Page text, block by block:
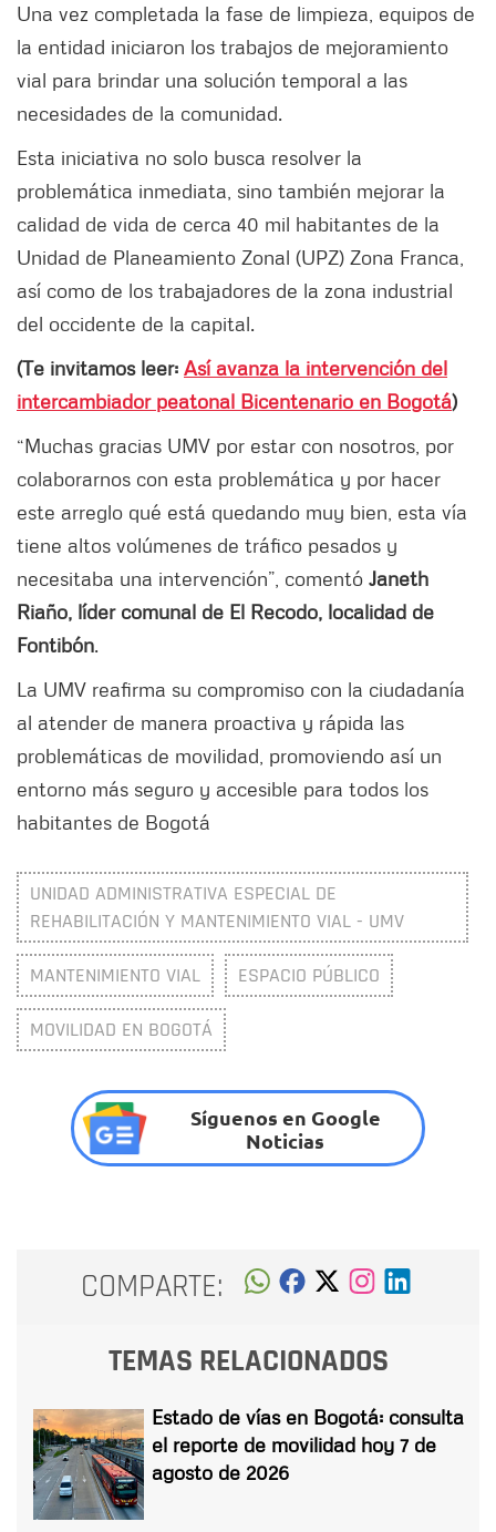
Una vez completada la fase de limpieza, equipos de
la entidad iniciaron los trabajos de mejoramiento
vial para brindar una solución temporal a las
necesidades de la comunidad.
Esta iniciativa no solo busca resolver la
problemática inmediata, sino también mejorar la
calidad de vida de cerca 40 mil habitantes de la
Unidad de Planeamiento Zonal (UPZ) Zona Franca,
así como de los trabajadores de la zona industrial
del occidente de la capital.
(Te invitamos leer: Así avanza la intervención del
intercambiador peatonal Bicentenario en Bogotá)
“Muchas gracias UMV por estar con nosotros, por
colaborarnos con esta problemática y por hacer
este arreglo qué está quedando muy bien, esta vía
tiene altos volúmenes de tráfico pesados y
necesitaba una intervención”, comentó Janeth
Riaño, líder comunal de El Recodo, localidad de
Fontibón.
La UMV reafirma su compromiso con la ciudadanía
al atender de manera proactiva y rápida las
problemáticas de movilidad, promoviendo así un
entorno más seguro y accesible para todos los
habitantes de Bogotá
UNIDAD ADMINISTRATIVA ESPECIAL DE
REHABILITACIÓN Y MANTENIMIENTO VIAL - UMV
MANTENIMIENTO VIAL ESPACIO PÚBLICO
MOVILIDAD EN BOGOTÁ
Síguenos en Google
Noticias
COMPARTE:
TEMAS RELACIONADOS
Estado de vías en Bogotá: consulta
el reporte de movilidad hoy 7 de
agosto de 2026